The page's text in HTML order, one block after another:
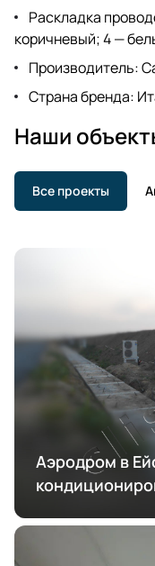
Раскладка
коричневый; 4 —
Производитель:
Страна бренда:
Наши
Все проекты
Аэродром в